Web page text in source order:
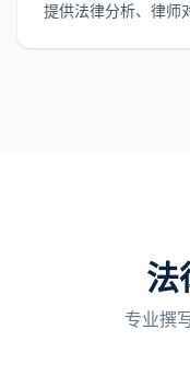
提供法律分析、律师
法
专业撰